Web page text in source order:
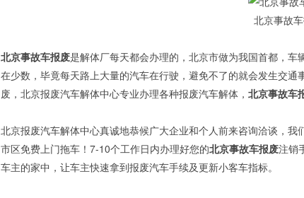
北京事故
北京事故车报废是解体厂每天都会办理的，北京市做为我国首都，
在少数，毕竟每天路上大量的汽车在行驶，避免不了的就会发生交
废，北京报废汽车解体中心专业办理各种报废汽车解体， 北京事故车
北京报废汽车解体中心真诚地恭候广大企业和个人前来咨询洽谈，
市区免费上门拖车！7-10个工作日内办理好您的北京事故车报废注销
车主的家中，让车主快速拿到报废汽车手续及更新小客车指标。